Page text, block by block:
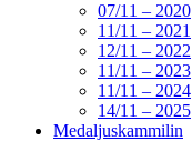
07/11 – 2020
11/11 – 2021
12/11 – 2022
11/11 – 2023
11/11 – 2024
14/11 – 2025
Medaljuskammilin